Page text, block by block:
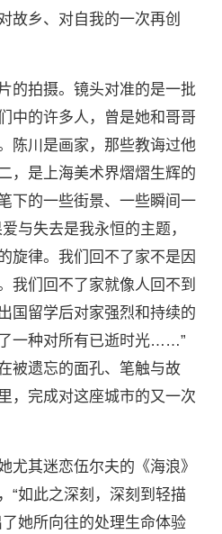
故乡、对自我的一次再创
的拍摄。镜头对准的是一批
的许多人，曾是她和哥哥
陈川是画家，那些教诲过他
，是上海美术界熠熠生辉的
下的一些街景、一些瞬间一
与失去是我永恒的主题，
旋律。我们回不了家不是因
我们回不了家就像人回不到
国留学后对家强烈和持续的
一种对所有已逝时光……”
被遗忘的面孔、笔触与故
，完成对这座城市的又一次
尤其迷恋伍尔夫的《海浪》
“如此之深刻，深刻到轻描
她所向往的处理生命体验